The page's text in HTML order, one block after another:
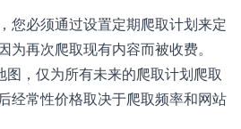
您必须通过设置定期爬取计划来定
为再次爬取现有内容而被收费。
，仅为所有未来的爬取计划爬取
经常性价格取决于爬取频率和网站